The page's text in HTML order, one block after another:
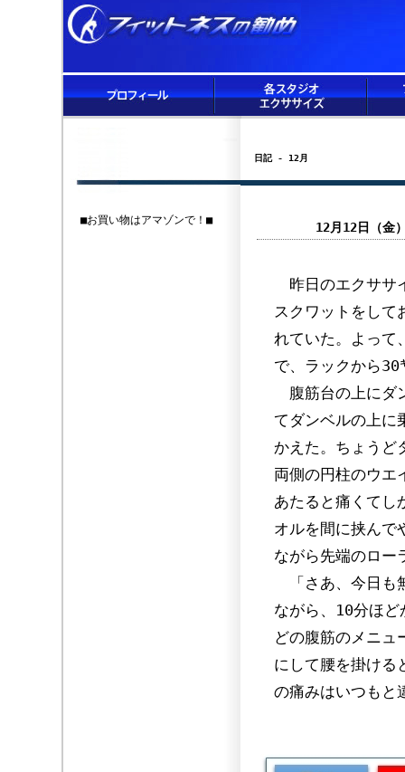
■お買い物はアマゾンで！■
日記 - 12月
12月12日（金
昨日のエクササ
スクワットをして
れていた。よって
で、ラックから
腹筋台の上にダ
てダンベルの上に
かえた。ちょうど
両側の円柱のウエ
あたると痛くてし
オルを間に挟んで
ながら先端のロー
「さあ、今日も
ながら、10分ほ
どの腹筋のメニュ
にして腰を掛ける
の痛みはいつもと